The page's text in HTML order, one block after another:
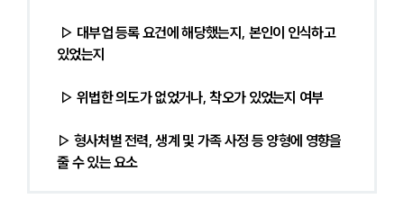
있었는지
▷ 위법한 의도가 없었거나, 착오가 있었는지 여부
▷ 형사처벌 전력, 생계 및 가족 사정 등 양형에 영향을
줄 수 있는 요소